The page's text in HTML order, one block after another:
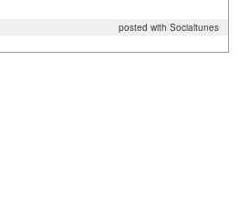
posted with Socialtunes